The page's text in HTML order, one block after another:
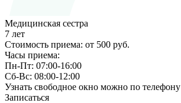
Медицинская сестра
7 лет
Стоимость приема: от 500 руб.
Часы приема:
Пн-Пт: 07:00-16:00
Сб-Вс: 08:00-12:00
Узнать свободное окно можно по телефону
Записаться